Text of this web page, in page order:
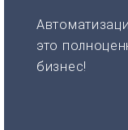
это
бизнес!